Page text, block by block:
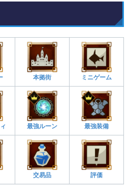
本拠街 ミニゲーム
最強ルーン 最強装備
交易品 評価